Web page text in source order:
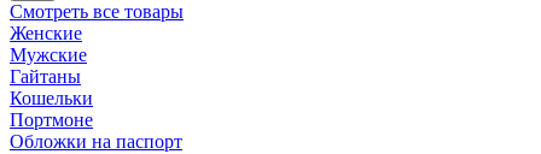
Смотреть все товары
Женские
Мужские
Гайтаны
Кошельки
Портмоне
Обложки на паспорт